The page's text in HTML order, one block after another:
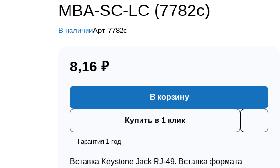
MBA-SC-LC (7782c)
В наличииАрт. 7782c
8,16 ₽
В корзину
Купить в 1 клик
Гарантия 1 год
Вставка Keystone Jack RJ-49. Вставка формата